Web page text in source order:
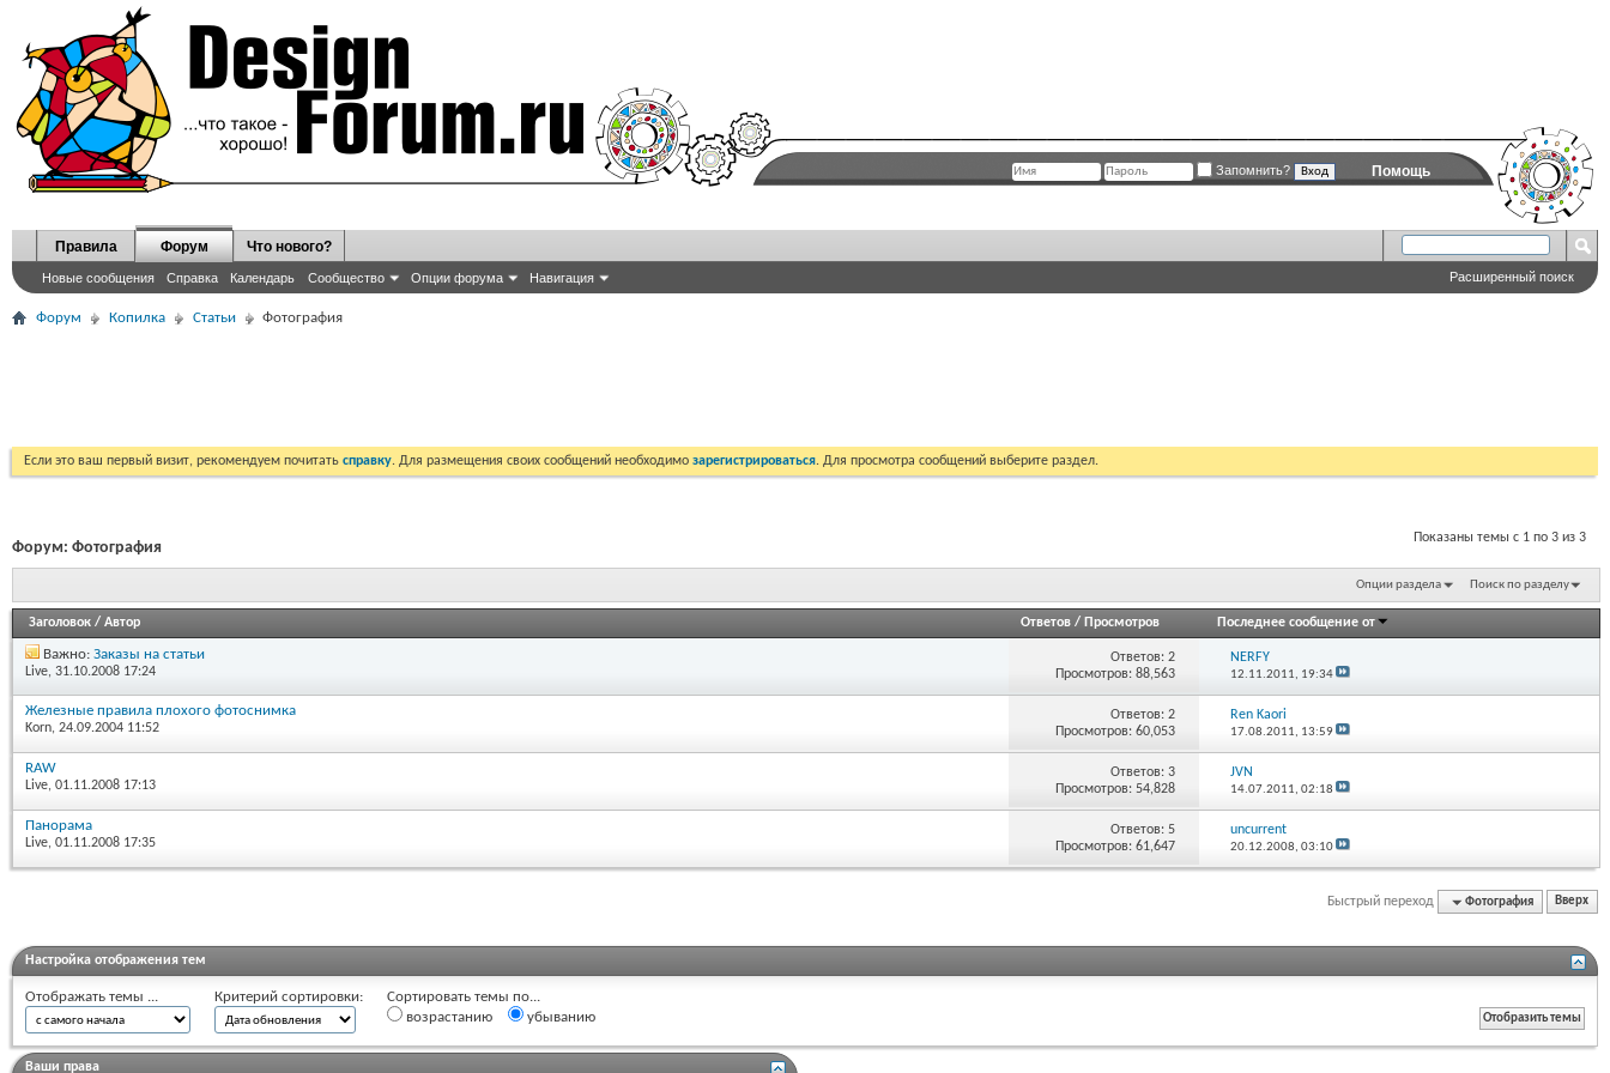
Помощь
Запомнить?
Правила Форум
Новые сообщения Справка Календарь Сообщество Опции форума Навигация
Что нового?
Расширенный поиск
Форум Копилка Статьи Фотография
Если это ваш первый визит, рекомендуем почитать справку. Для размещения своих сообщений необходимо зарегистрироваться. Для просмотра сообщений выберите раздел.
Показаны темы с 1 по 3 из 3
Форум: Фотография
Опции раздела Поиск по разделу
Заголовок / Автор Ответов / Просмотров Последнее сообщение от
Важно: Заказы на статьи
Live, 31.10.2008 17:24
Ответов: 2
Просмотров: 88,563
NERFY
12.11.2011, 19:34
Железные правила плохого фотоснимка
Korn, 24.09.2004 11:52
Ответов: 2
Просмотров: 60,053
Ren Kaori
17.08.2011, 13:59
RAW
Live, 01.11.2008 17:13
Ответов: 3
Просмотров: 54,828
JVN
14.07.2011,02:18
Панорама
Live, 01.11.2008 17:35
Ответов: 5
Просмотров: 61,647
uncurrent
20.12.2008,03:10
Быстрый переход Фотография Вверх
Настройка отображения тем
Отображать темы ... Критерий сортировки:
Сортировать темы по...
возрастанию
убыванию
Ваши права